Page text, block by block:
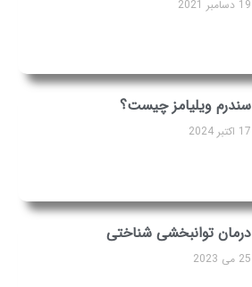
19 دسامبر 2021
سندرم ویلیامز چیست؟
17 اکتبر 2024
درمان توانبخشی شناختی
25 می 2023